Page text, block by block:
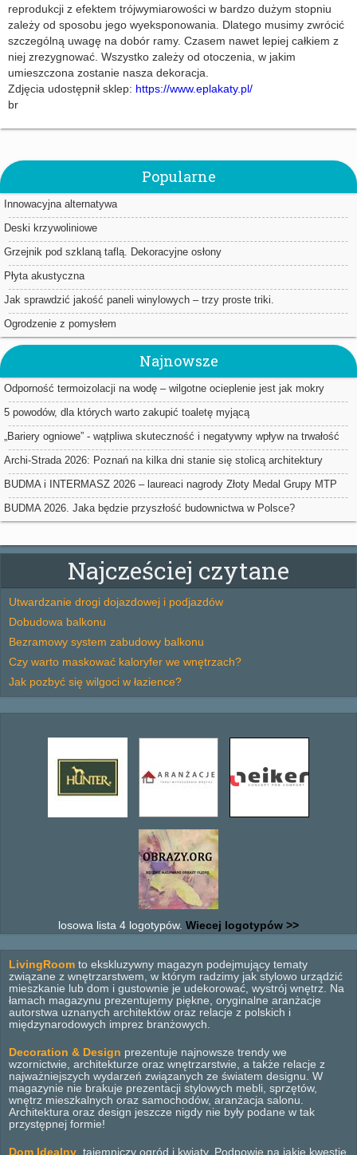
reprodukcji z efektem trójwymiarowości w bardzo dużym stopniu
zależy od sposobu jego wyeksponowania. Dlatego musimy zwrócić
szczególną uwagę na dobór ramy. Czasem nawet lepiej całkiem z
niej zrezygnować. Wszystko zależy od otoczenia, w jakim
umieszczona zostanie nasza dekoracja.
Zdjęcia udostępnił sklep: https://www.eplakaty.pl/
br
Popularne
Innowacyjna alternatywa
Deski krzywoliniowe
Grzejnik pod szklaną taflą. Dekoracyjne osłony
Płyta akustyczna
Jak sprawdzić jakość paneli winylowych – trzy proste triki.
Ogrodzenie z pomysłem
Najnowsze
Odporność termoizolacji na wodę – wilgotne ocieplenie jest jak mokry
sweter
5 powodów, dla których warto zakupić toaletę myjącą
„Bariery ogniowe” - wątpliwa skuteczność i negatywny wpływ na trwałość
ociepleń
Archi-Strada 2026: Poznań na kilka dni stanie się stolicą architektury
BUDMA i INTERMASZ 2026 – laureaci nagrody Złoty Medal Grupy MTP
BUDMA 2026. Jaka będzie przyszłość budownictwa w Polsce?
Najcześciej czytane
Utwardzanie drogi dojazdowej i podjazdów
Dobudowa balkonu
Bezramowy system zabudowy balkonu
Czy warto maskować kaloryfer we wnętrzach?
Jak pozbyć się wilgoci w łazience?
losowa lista 4 logotypów. Wiecej logotypów >>
LivingRoom to ekskluzywny magazyn podejmujący tematy
związane z wnętrzarstwem, w którym radzimy jak stylowo urządzić
mieszkanie lub dom i gustownie je udekorować, wystrój wnętrz. Na
łamach magazynu prezentujemy piękne, oryginalne aranżacje
autorstwa uznanych architektów oraz relacje z polskich i
międzynarodowych imprez branżowych.
Decoration & Design prezentuje najnowsze trendy we
wzornictwie, architekturze oraz wnętrzarstwie, a także relacje z
najważniejszych wydarzeń związanych ze światem designu. W
magazynie nie brakuje prezentacji stylowych mebli, sprzętów,
wnętrz mieszkalnych oraz samochodów, aranżacja salonu.
Architektura oraz design jeszcze nigdy nie były podane w tak
przystępnej formie!
Dom Idealny , tajemniczy ogród i kwiaty. Podpowie na jakie kwestie